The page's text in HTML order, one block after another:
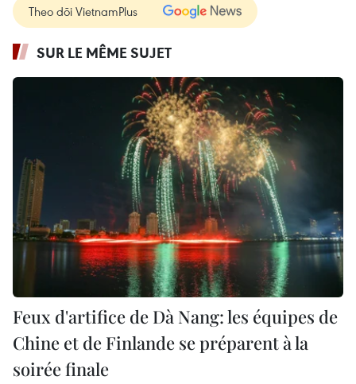
Theo dõi VietnamPlus
SUR LE MÊME SUJET
Feux d'artifice de Dà Nang: les équipes de
Chine et de Finlande se préparent à la
soirée finale